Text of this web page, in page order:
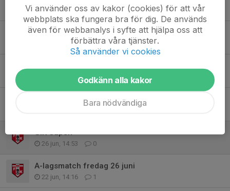
Tidigare nyheter
Mer info - Trollcupen
Idag, 12:56 0
6 aug, 16:17 0
Trollcupen 8 augusti
GIK Cupen
26 jun, 14:53 0
A-lagsmatch fredag 26 juni
22 jun, 14:16 1
Vi använder oss av kakor (cookies) för att vår
webbplats ska fungera bra för dig. De används
även för webbanalys i syfte att hjälpa oss att
förbättra våra tjänster.
Så använder vi cookies
Godkänn alla kakor
Bara nödvändiga